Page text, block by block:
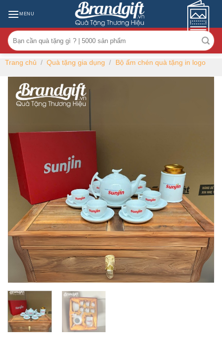
content
MENU
Tìm
kiếm:
Trang chủ / Quà tặng gia dụng / Bộ ấm chén quà tặng in logo